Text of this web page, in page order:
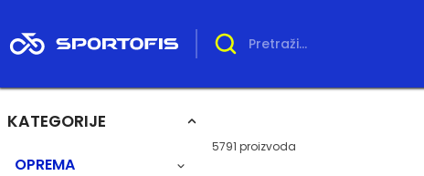
KATEGORIJE
OPREMA
5791 proizvoda